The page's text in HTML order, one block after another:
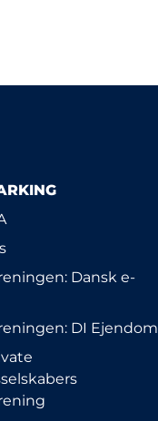
Dansk e-
DI Ejendom